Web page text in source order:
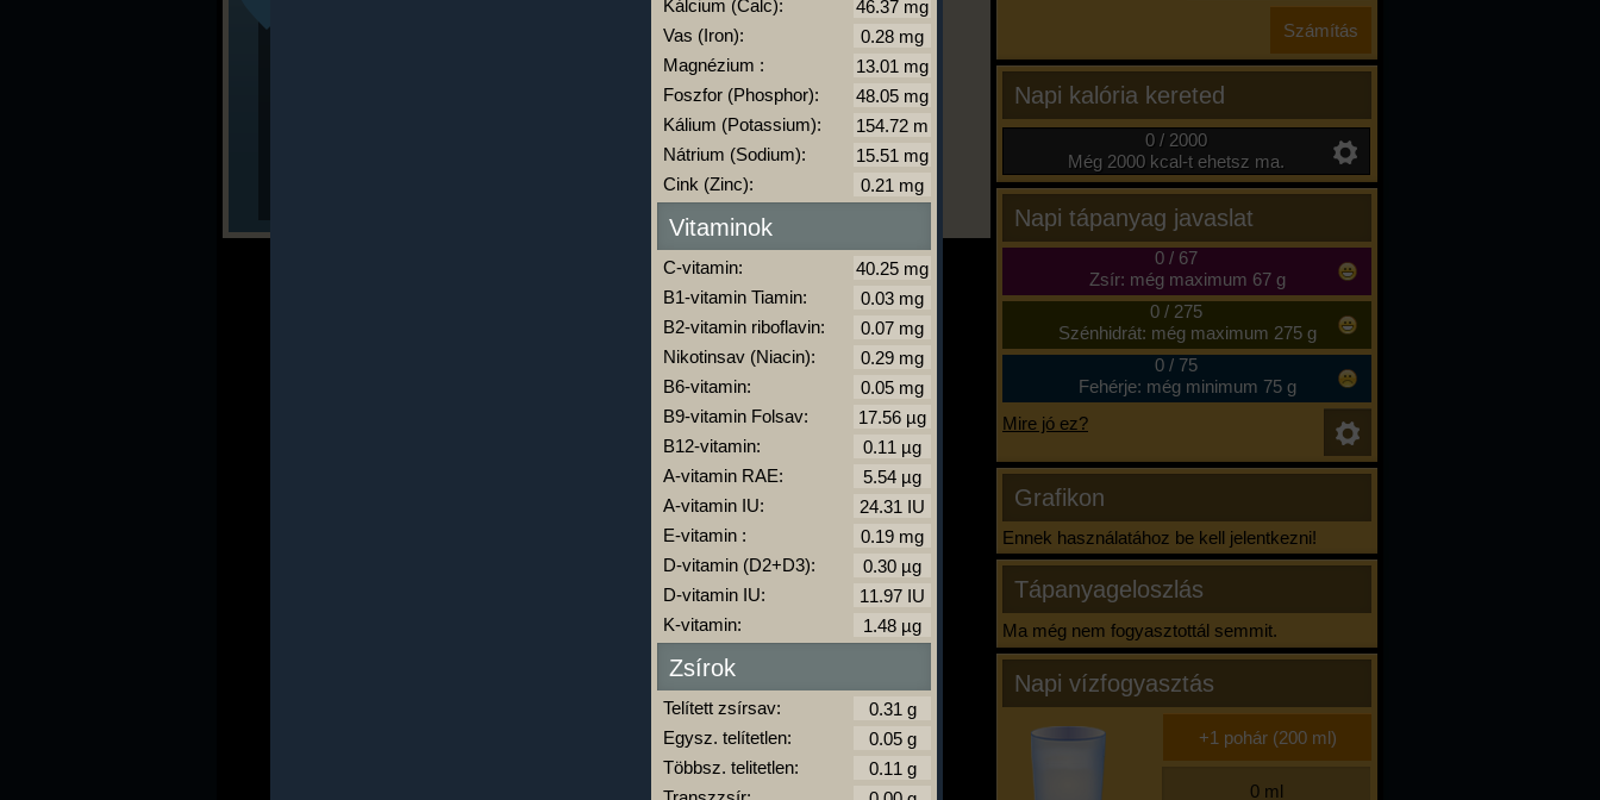
Napi kalória kereted
0 / 2000
Még 2000 kcal-t ehetsz ma.
Napi tápanyag javaslat
0/ 67
Zsír: még maximum 67 g
0/ 275
Szénhidrát: még maximum 275 g
0/ 75
Fehérje: még minimum 75 g
Mire jó ez?
Grafikon
Ennek használatához be kell jelentkezni!
Tápanyageloszlás
Ma még nem fogyasztottál semmit.
Napi vízfogyasztás
kalóriabázis.hu
Kálcium (Calc):
Vas (Iron):
Magnézium :
Foszfor (Phosphor):
Kálium (Potassium):
Nátrium (Sodium):
Cink (Zinc):
Vitaminok
C-vitamin:
B1-vitamin Tiamin:
B2-vitamin riboflavin:
Nikotinsav (Niacin):
B6-vitamin:
B9-vitamin Folsav:
B12-vitamin:
A-vitamin RAE:
A-vitamin IU:
E-vitamin :
D-vitamin (D2+D3):
D-vitamin IU:
K-vitamin:
Zsírok
Telített zsírsav:
Egysz. telítetlen:
Többsz. telitetlen: